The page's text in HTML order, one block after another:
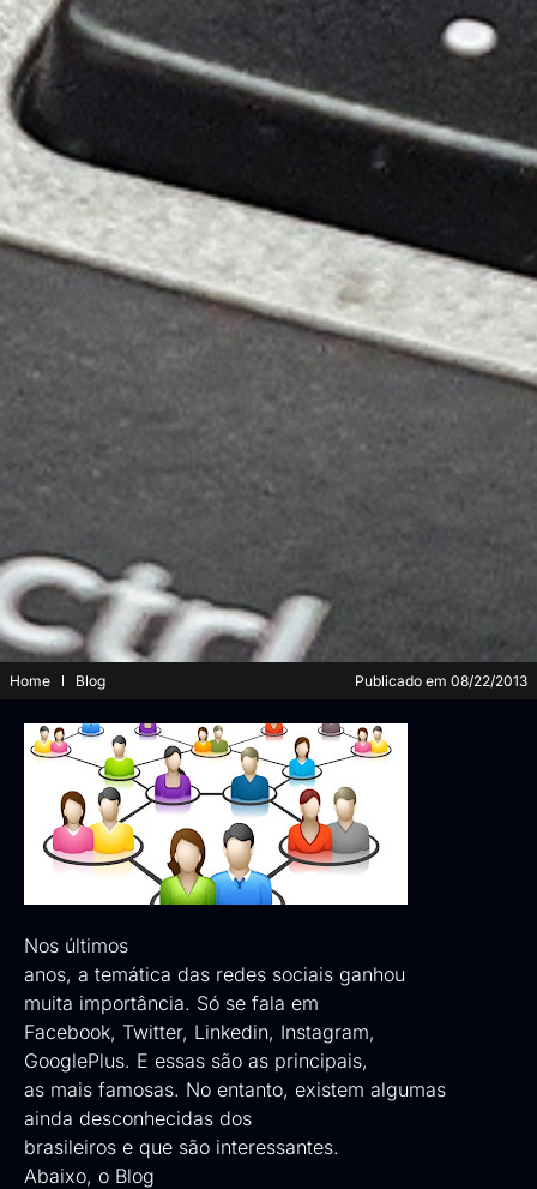
Home Blog Publicado em 08/22/2013
Nos últimos
anos, a temática das redes sociais ganhou
muita importância. Só se fala em
Facebook, Twitter, Linkedin, Instagram,
GooglePlus. E essas são as principais,
as mais famosas. No entanto, existem algumas
ainda desconhecidas dos
brasileiros e que são interessantes.
Abaixo, o Blog